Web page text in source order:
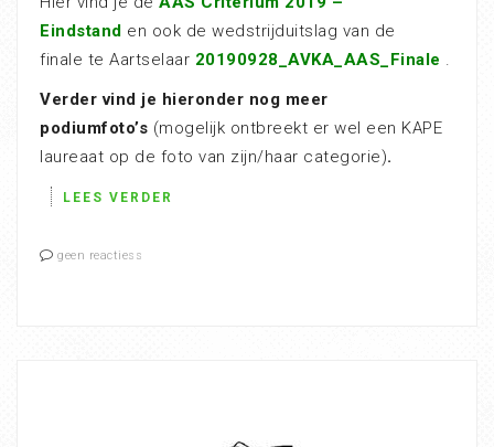
Eindstand en ook de wedstrijduitslag van de
finale te Aartselaar 20190928_AVKA_AAS_Finale .
Verder vind je hieronder nog meer
podiumfoto’s (mogelijk ontbreekt er wel een KAPE
laureaat op de foto van zijn/haar categorie).
LEES VERDER
geen reactiess